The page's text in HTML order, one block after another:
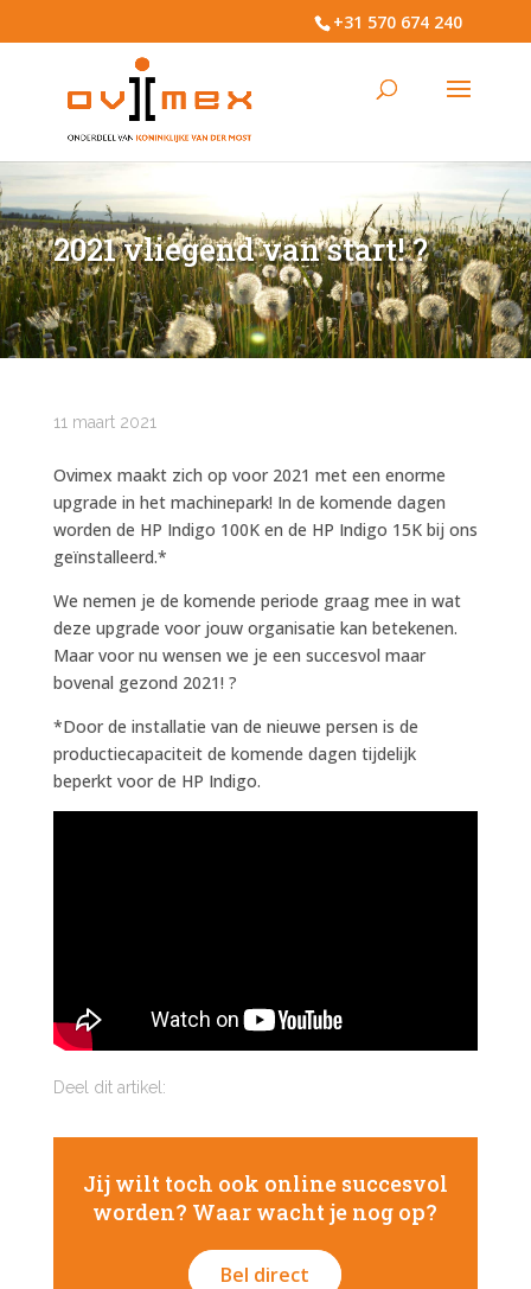
+31 570 674 240
2021 vliegend van start! ?
11 maart 2021
Ovimex maakt zich op voor 2021 met een enorme
upgrade in het machinepark! In de komende dagen
worden de HP Indigo 100K en de HP Indigo 15K bij ons
geïnstalleerd.*
We nemen je de komende periode graag mee in wat
deze upgrade voor jouw organisatie kan betekenen.
Maar voor nu wensen we je een succesvol maar
bovenal gezond 2021! ?
*Door de installatie van de nieuwe persen is de
productiecapaciteit de komende dagen tijdelijk
beperkt voor de HP Indigo.
Deel dit artikel:
Jij wilt toch ook online succesvol
worden? Waar wacht je nog op?
Bel direct